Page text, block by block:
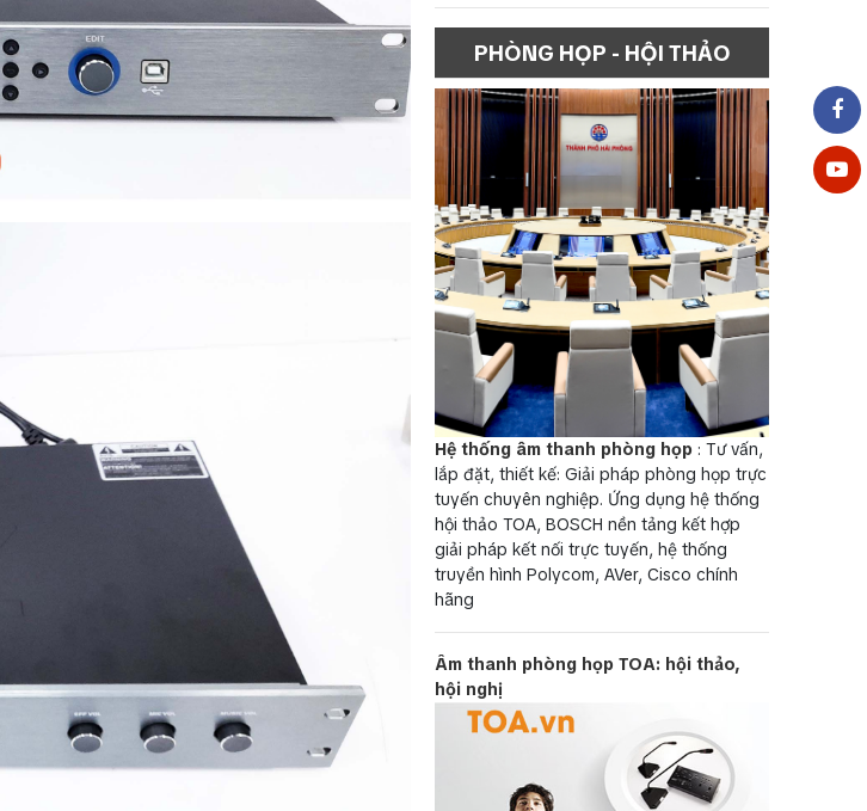
PHÒNG HỌP - HỘI THẢO
Hệ thống âm thanh phòng họp : Tư vấn,
lắp đặt, thiết kế: Giải pháp phòng họp trực
tuyến chuyên nghiệp. Ứng dụng hệ thống
hội thảo TOA, BOSCH nền tảng kết hợp
giải pháp kết nối trực tuyến, hệ thống
truyền hình Polycom, AVer, Cisco chính
hãng
Âm thanh phòng họp TOA: hội thảo,
hội nghị